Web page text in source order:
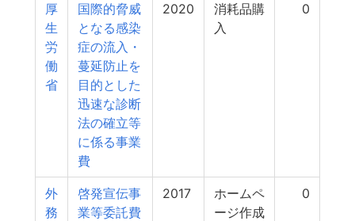
厚
生
労
働
省
国際的脅威
となる感染
症の流入・
蔓延防止を
目的とした
迅速な診断
法の確立等
に係る事業
費
2020
消耗品購
入
0
外
務
啓発宣伝事
業等委託費
2017
ホームペ
ージ作成
0